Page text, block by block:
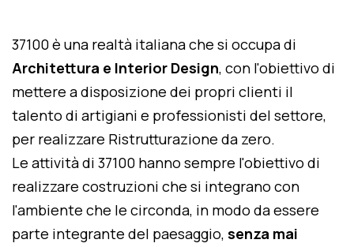
37100 è una realtà italiana che si occupa di
Architettura e Interior Design, con l'obiettivo di
mettere a disposizione dei propri clienti il
talento di artigiani e professionisti del settore,
per realizzare Ristrutturazione da zero.
Le attività di 37100 hanno sempre l'obiettivo di
realizzare costruzioni che si integrano con
l'ambiente che le circonda, in modo da essere
parte integrante del paesaggio, senza mai